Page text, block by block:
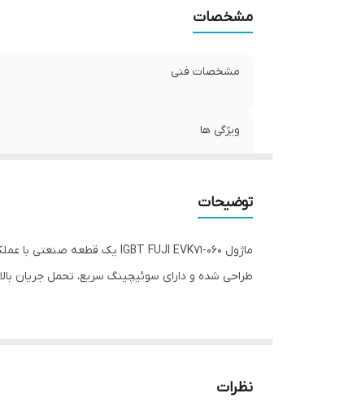
مشخصات
مشخصات فنی
ویژگی ها
توضیحات
طراحی شده و دارای سوئیچینگ سریع، تحمل جریان
نظرات